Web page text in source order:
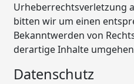
Urheberrechtsverletzung
bitten wir um einen
Bekanntwerden von
derartige Inhalte
Datenschutz